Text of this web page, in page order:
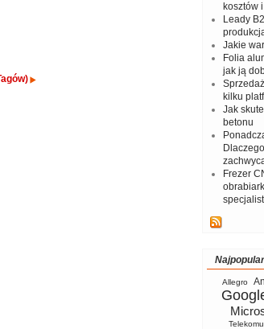
kosztów
Leady
Jakie
Folia
jak ją
kilku
Jak
betonu
Frezer
Allegro